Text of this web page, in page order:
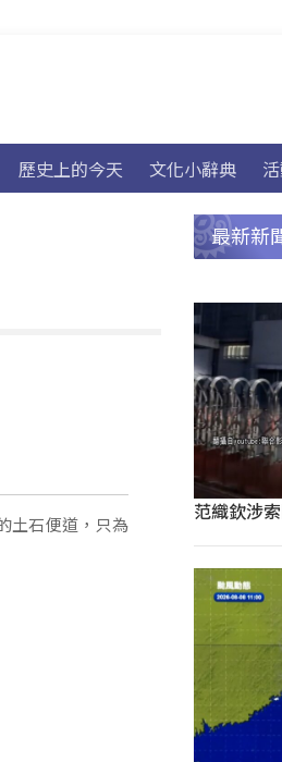
歷史上的今天 文化小辭典
土石便道，只為
最新新
范織欽涉